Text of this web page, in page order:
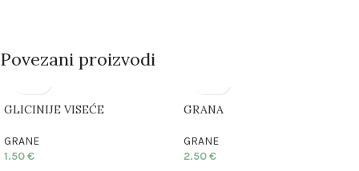
Povezani proizvodi
GLICINIJE VISEĆE
GRANE
1.50€
GRANA
GRANE
2.50€